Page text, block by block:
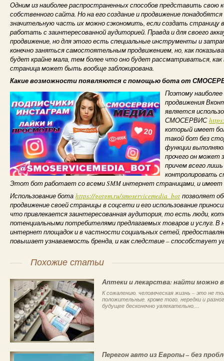
Одним из наиболее распространенных способов представить свою
собственного сайта. Но на его создание и продвижение
значительную часть их можно сэкономить, если создать страницу
работать с заинтересованной аудиторией. Правда и для своего
продвижение, но для этого есть специальные инструменты и
конечно заняться самостоятельным продвижением, но, как
будет крайне мала, тем более что оно будет рассматриваться,
страница может быть вообще заблокирована.
Какие возможности появляются с помощью бота от
Поэтому
продвижения
является
СМОСЕРВИС
который имеет
такой бот без
функции
прочего он может
причем всего
контролировать
Этот бот работает со всеми SMM интернет страницами, и имеет
Использование бота https://gotgm.ru/smoservicemedia_bot позволяет
продвижение своей страницы в соцсети и его использование
что привлекается заинтересованная аудитория, то есть люди,
потенциальными потребителями предлагаемых товаров и услуг. В
интернет площадок и в частности социальных сетей,
повышает узнаваемость бренда, и как следствие – способствует
Похожие статьи
Аптеки и лекарства: найти можно
К сожалению, человеческая жизнь – это не
положительные, кроме того, нередки и
будущее бесконечно увлекательно,...
Перегон авто из Европы – без